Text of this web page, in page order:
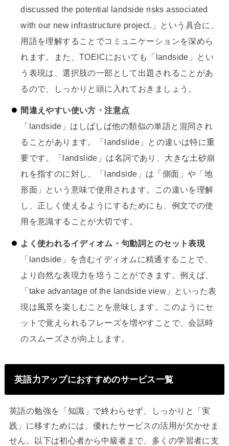
discussed the potential landside risks associated
with our new infrastructure project.」という具合に、
用語を理解することでコミュニケーションを深めら
れます。また、TOEICにおいても「landside」とい
う表現は、選択肢の一部として出題されることがあ
るので、しっかりと頭に入れておきましょう。
間違えやすい使い方・注意点
「landside」はしばしば他の類似の単語と混同され
ることがあります。「landslide」との違いは特に重
要です。「landslide」は名詞であり、大きな土砂崩
れを指すのに対し、「landside」は「側面」や「地
形面」という意味で使用されます。この違いを理解
し、正しく使えるようにするためにも、例文での使
用を意識することが大切です。
よく使われるイディオム・句動詞とのセット表現
「landside」を含むイディオムに精通することで、
より自然な表現力を培うことができます。例えば、
「take advantage of the landside view」といった表
現は風景を楽しむことを意味します。このようにセ
ットで覚えられるフレーズを増やすことで、会話時
のスムーズさが向上します。
英語力アップにおすすめのサービス一覧
英語の勉強を「知識」で終わらせず、しっかりと「実
践」に移すためには、優れたサービスの活用が欠かせま
せん。以下は初心者から中級者まで、多くの学習者に支